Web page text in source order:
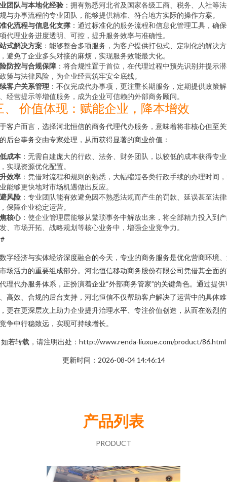
团队与本地化经验 ：拥有熟悉河北省及国家各级工商、税务、人社等
与办事流程的专业团队，能够提供精准、符合地方实际的操作方案。
化流程与信息化支撑 ：通过标准化的服务流程和信息化管理工具，确
代理业务进度透明、可控，提升服务效率与准确性。
式解决方案 ：能够整合多项服务，为客户提供打包式、定制化的解决方
避免了企业多头对接的麻烦，实现服务效能最大化。
防控与合规保障 ：将合规性置于首位，在代理过程中预先识别并提示
策与法律风险，为企业经营筑牢安全底线。
客户关系管理 ：不仅完成代办事项，更注重长期服务，定期提供政策解
经营提示等增值服务，成为企业可信赖的外部商务顾问。
、 价值体现：赋能企业，降本增效
客户而言，选择河北恒信的商务代理代办服务，意味着将非核心但至
后台事务交由专家处理，从而获得显著的商业价值：
成本 ：无需自建庞大的行政、法务、财务团队，以较低的成本获得专
实现资源优化配置。
效率 ：凭借对流程和规则的熟悉，大幅缩短各类行政手续的办理时间
能够更快地对市场机遇做出反应。
风险 ：专业团队能有效避免因不熟悉法规而产生的罚款、延误甚至法
保障企业稳定运营。
核心：使企业管理层能够从繁琐事务中解放出来，将全部精力投入到
、市场开拓、战略规划等核心业务中，增强企业竞争力。
字经济与实体经济深度融合的今天，专业的商务服务是优化营商环境
场活力的重要组成部分。河北恒信移动商务股份有限公司凭借其全面
理代办服务体系，正扮演着企业“外部商务管家”的关键角色。通过提供
高效、合规的后台支持，河北恒信不仅帮助客户解决了运营中的具体难
更在更深层次上助力企业提升治理水平、专注价值创造，从而在激烈
争中行稳致远，实现可持续增长。
如若转载，请注明出处：http://www.renda-liuxue.com/product/86.html
更新时间：2026-08-04 14:46:14
产品列表
PRODUCT